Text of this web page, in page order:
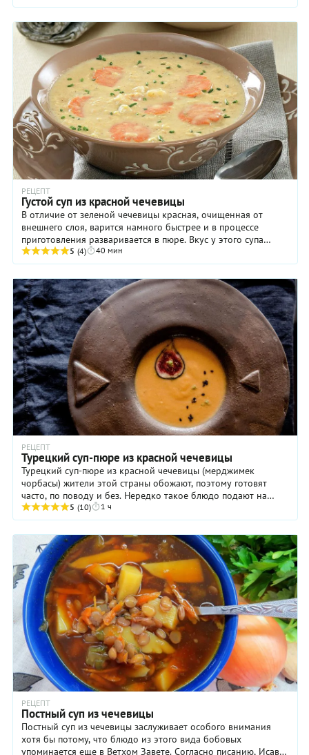
РЕЦЕПТ
Густой суп из красной чечевицы
В отличие от зеленой чечевицы красная, очищенная от
внешнего слоя, варится намного быстрее и в процессе
приготовления разваривается в пюре. Вкус у этого супа
достаточно мягкий, а сельдерей и сливки ...
5 (4) 40 мин
РЕЦЕПТ
Турецкий суп-пюре из красной чечевицы
Турецкий суп-пюре из красной чечевицы (мерджимек
чорбасы) жители этой страны обожают, поэтому готовят
часто, по поводу и без. Нередко такое блюдо подают на
завтрак — чтобы получить запас энергии ...
5 (10) 1 ч
РЕЦЕПТ
Постный суп из чечевицы
Постный суп из чечевицы заслуживает особого внимания
хотя бы потому, что блюдо из этого вида бобовых
упоминается еще в Ветхом Завете. Согласно писанию, Исав